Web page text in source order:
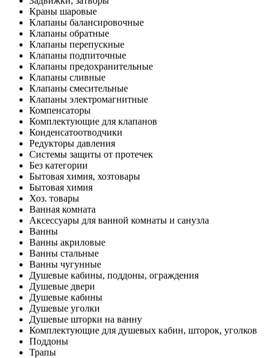
Краны шаровые
Клапаны балансировочные
Клапаны обратные
Клапаны перепускные
Клапаны подпиточные
Клапаны предохранительные
Клапаны сливные
Клапаны смесительные
Клапаны электромагнитные
Компенсаторы
Комплектующие для клапанов
Конденсатоотводчики
Редукторы давления
Системы защиты от протечек
Без категории
Бытовая химия, хозтовары
Бытовая химия
Хоз. товары
Ванная комната
Аксессуары для ванной комнаты и санузла
Ванны
Ванны акриловые
Ванны стальные
Ванны чугунные
Душевые кабины, поддоны, ограждения
Душевые двери
Душевые кабины
Душевые уголки
Душевые шторки на ванну
Комплектующие для душевых кабин, шторок, уголков
Поддоны
Трапы